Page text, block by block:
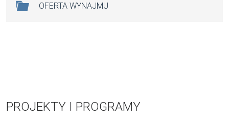
OFERTA WYNAJMU
PROJEKTY I PROGRAMY